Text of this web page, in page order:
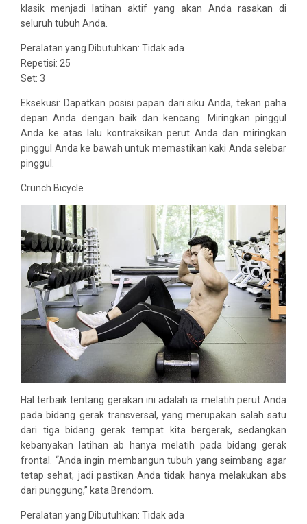
klasik menjadi latihan aktif yang akan Anda rasakan di
seluruh tubuh Anda.
Peralatan yang Dibutuhkan: Tidak ada
Repetisi: 25
Set: 3
Eksekusi: Dapatkan posisi papan dari siku Anda, tekan paha
depan Anda dengan baik dan kencang. Miringkan pinggul
Anda ke atas lalu kontraksikan perut Anda dan miringkan
pinggul Anda ke bawah untuk memastikan kaki Anda selebar
pinggul.
Crunch Bicycle
Hal terbaik tentang gerakan ini adalah ia melatih perut Anda
pada bidang gerak transversal, yang merupakan salah satu
dari tiga bidang gerak tempat kita bergerak, sedangkan
kebanyakan latihan ab hanya melatih pada bidang gerak
frontal. “Anda ingin membangun tubuh yang seimbang agar
tetap sehat, jadi pastikan Anda tidak hanya melakukan abs
dari punggung,” kata Brendom.
Peralatan yang Dibutuhkan: Tidak ada